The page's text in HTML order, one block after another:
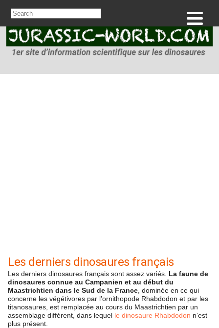
Les derniers dinosaures français
Les derniers dinosaures français sont assez variés. La faune de
dinosaures connue au Campanien et au début du
Maastrichtien dans le Sud de la France , dominée en ce qui
concerne les végétivores par l’ornithopode Rhabdodon et par les
titanosaures, est remplacée au cours du Maastrichtien par un
assemblage différent, dans lequel le dinosaure Rhabdodon n’est
plus présent.